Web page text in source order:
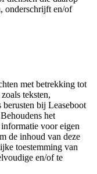
onderschrijft en/of
met betrekking tot
teksten,
berusten bij Leaseboot
het
voor eigen
de inhoud van deze
toestemming van
en/of te